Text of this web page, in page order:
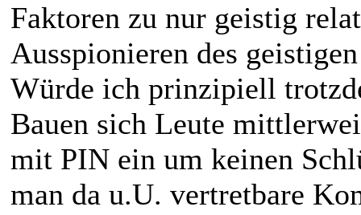
Faktoren zu nur geistig
Ausspionieren des
Würde ich prinzipiell
Bauen sich Leute
mit PIN ein um keinen
man da u.U. vertretbare